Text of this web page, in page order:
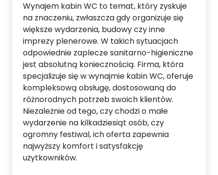
Wynajem kabin WC to temat, który zyskuje
na znaczeniu, zwłaszcza gdy organizuje się
większe wydarzenia, budowy czy inne
imprezy plenerowe. W takich sytuacjach
odpowiednie zaplecze sanitarno-higieniczne
jest absolutną koniecznością. Firma, która
specjalizuje się w wynajmie kabin WC, oferuje
kompleksową obsługę, dostosowaną do
różnorodnych potrzeb swoich klientów.
Niezależnie od tego, czy chodzi o małe
wydarzenie na kilkadziesiąt osób, czy
ogromny festiwal, ich oferta zapewnia
najwyższy komfort i satysfakcję
użytkowników.